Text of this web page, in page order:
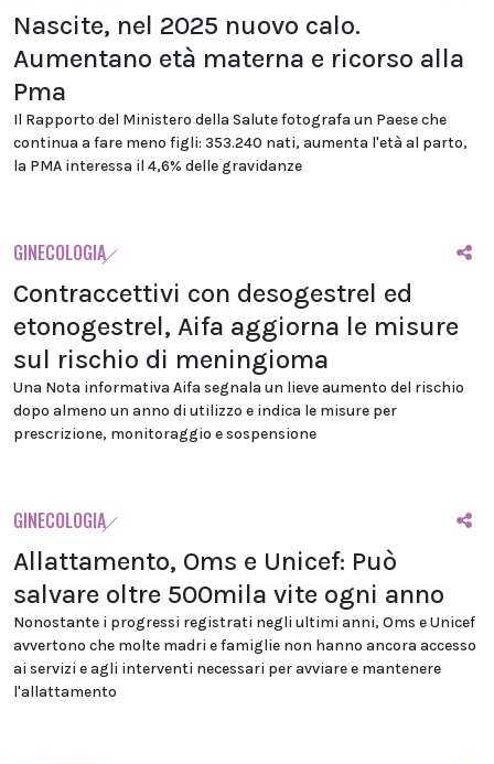
Nascite, nel 2025 nuovo calo.
Aumentano età materna e ricorso alla
Pma
Il Rapporto del Ministero della Salute fotografa un Paese che
continua a fare meno figli: 353.240 nati, aumenta l'età al parto,
la PMA interessa il 4,6% delle gravidanze
GINECOLOGIA
Contraccettivi con desogestrel ed
etonogestrel, Aifa aggiorna le misure
sul rischio di meningioma
Una Nota informativa Aifa segnala un lieve aumento del rischio
dopo almeno un anno di utilizzo e indica le misure per
prescrizione, monitoraggio e sospensione
GINECOLOGIA
Allattamento, Oms e Unicef: Può
salvare oltre 500mila vite ogni anno
Nonostante i progressi registrati negli ultimi anni, Oms e Unicef
avvertono che molte madri e famiglie non hanno ancora accesso
ai servizi e agli interventi necessari per avviare e mantenere
l'allattamento